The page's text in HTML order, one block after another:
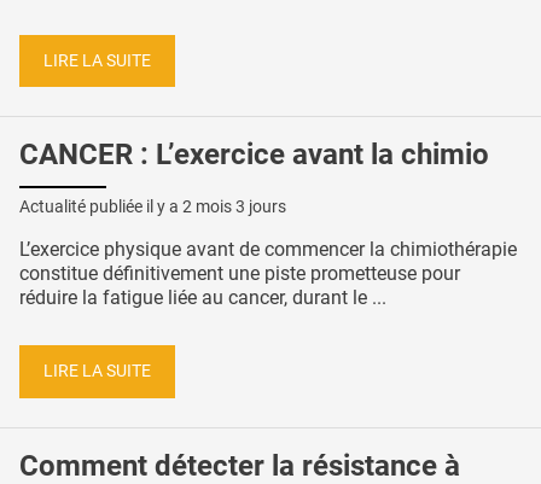
LIRE LA SUITE
CANCER : L’exercice avant la chimio
Actualité publiée il y a 2 mois 3 jours
L’exercice physique avant de commencer la chimiothérapie
constitue définitivement une piste prometteuse pour
réduire la fatigue liée au cancer, durant le ...
LIRE LA SUITE
Comment détecter la résistance à